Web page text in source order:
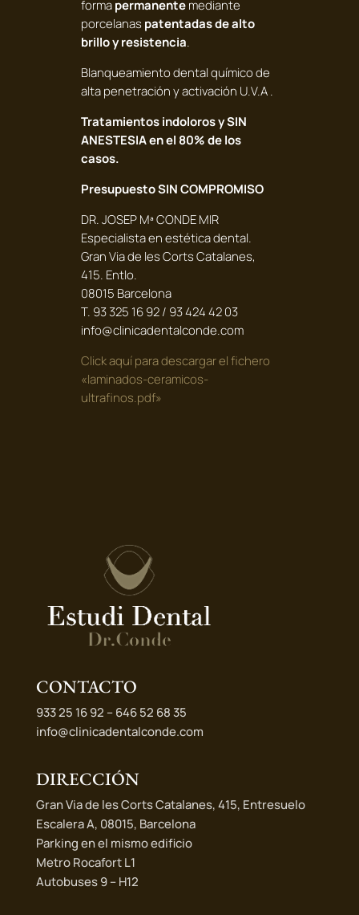
formapermanentemediante
porcelanaspatentadas de alto
brillo y resistencia.
Blanqueamiento dental químico de
alta penetración y activación U.V.A .
Tratamientos indoloros y SIN
ANESTESIA en el 80% de los
casos.
Presupuesto SIN COMPROMISO
DR. JOSEP Mª CONDE MIR
Especialista en estética dental.
Gran Via de les Corts Catalanes,
415. Entlo.
08015 Barcelona
T. 93 325 16 92 / 93 424 42 03
info@clinicadentalconde.com
Click aquí para descargar el fichero
«laminados-ceramicos-
ultrafinos.pdf»
CONTACTO
933 25 16 92 – 646 52 68 35
info@clinicadentalconde.com
DIRECCIÓN
Gran Via de les Corts Catalanes, 415, Entresuelo
Escalera A, 08015, Barcelona
Parking en el mismo edificio
Metro Rocafort L1
Autobuses 9 – H12